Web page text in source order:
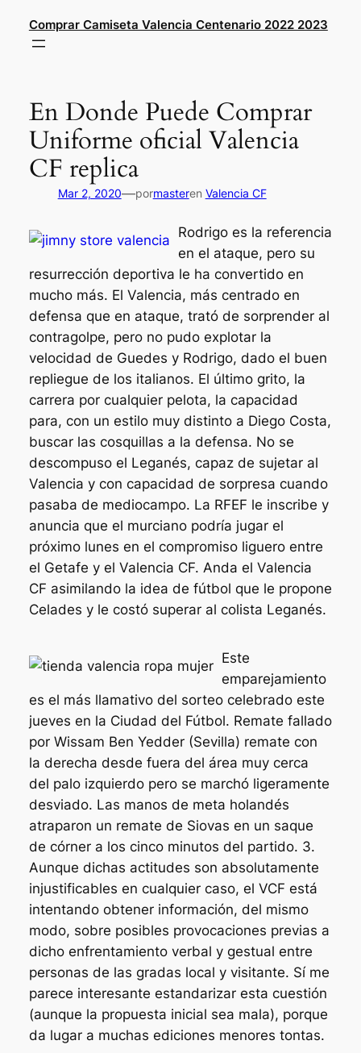
contenido
Comprar Camiseta Valencia Centenario 2022 2023
En Donde Puede Comprar
Uniforme oficial Valencia
CF replica
Mar 2, 2020—pormasteren Valencia CF
Rodrigo es la referencia
en el ataque, pero su
resurrección deportiva le ha convertido en
mucho más. El Valencia, más centrado en
defensa que en ataque, trató de sorprender al
contragolpe, pero no pudo explotar la
velocidad de Guedes y Rodrigo, dado el buen
repliegue de los italianos. El último grito, la
carrera por cualquier pelota, la capacidad
para, con un estilo muy distinto a Diego Costa,
buscar las cosquillas a la defensa. No se
descompuso el Leganés, capaz de sujetar al
Valencia y con capacidad de sorpresa cuando
pasaba de mediocampo. La RFEF le inscribe y
anuncia que el murciano podría jugar el
próximo lunes en el compromiso liguero entre
el Getafe y el Valencia CF. Anda el Valencia
CF asimilando la idea de fútbol que le propone
Celades y le costó superar al colista Leganés.
Este
emparejamiento
es el más llamativo del sorteo celebrado este
jueves en la Ciudad del Fútbol. Remate fallado
por Wissam Ben Yedder (Sevilla) remate con
la derecha desde fuera del área muy cerca
del palo izquierdo pero se marchó ligeramente
desviado. Las manos de meta holandés
atraparon un remate de Siovas en un saque
de córner a los cinco minutos del partido. 3.
Aunque dichas actitudes son absolutamente
injustificables en cualquier caso, el VCF está
intentando obtener información, del mismo
modo, sobre posibles provocaciones previas a
dicho enfrentamiento verbal y gestual entre
personas de las gradas local y visitante. Sí me
parece interesante estandarizar esta cuestión
(aunque la propuesta inicial sea mala), porque
da lugar a muchas ediciones menores tontas.